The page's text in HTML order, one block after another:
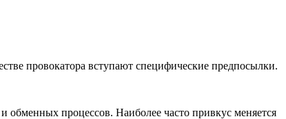
провокатора вступают специфические предпосылки.
процессов. Наиболее часто привкус меняется